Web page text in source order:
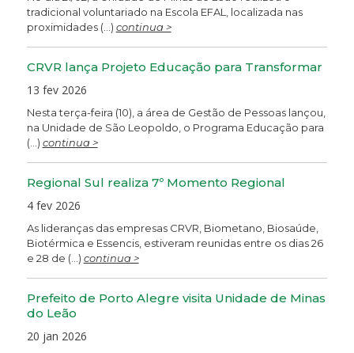
tradicional voluntariado na Escola EFAL, localizada nas
proximidades (...) continua >
CRVR lança Projeto Educação para Transformar
13 fev 2026
Nesta terça-feira (10), a área de Gestão de Pessoas lançou,
na Unidade de São Leopoldo, o Programa Educação para
(...) continua >
Regional Sul realiza 7º Momento Regional
4 fev 2026
As lideranças das empresas CRVR, Biometano, Biosaúde,
Biotérmica e Essencis, estiveram reunidas entre os dias 26
e 28 de (...) continua >
Prefeito de Porto Alegre visita Unidade de Minas
do Leão
20 jan 2026